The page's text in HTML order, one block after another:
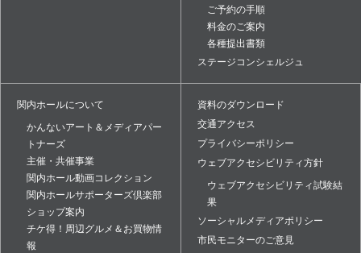
ご予約の手順
料金のご案内
各種提出書類
ステージコンシェルジュ
関内ホールについて
かんないアート＆メディアパー
トナーズ
主催・共催事業
関内ホール動画コレクション
関内ホールサポーターズ倶楽部
ショップ案内
チケ得！周辺グルメ＆お買物情
報
資料のダウンロード
交通アクセス
プライバシーポリシー
ウェブアクセシビリティ方針
ウェブアクセシビリティ試験結
果
ソーシャルメディアポリシー
市民モニターのご意見